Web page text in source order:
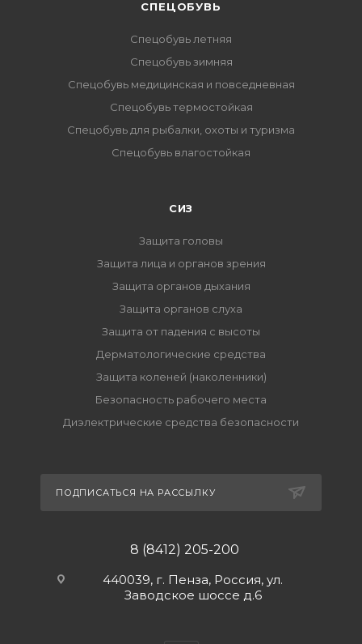
CПЕЦОБУВЬ
Спецобувь летняя
Спецобувь зимняя
Спецобувь медицинская и повседневная
Спецобувь термостойкая
Спецобувь для рыбалки, охоты и туризма
Спецобувь влагостойкая
СИЗ
Защита головы
Защита лица и органов зрения
Защита органов дыхания
Защита органов слуха
Защита от падения с высоты
Дерматологические средства
Защита коленей (наколенники)
Безопасность рабочего места
Диэлектрические средства безопасности
ПОДПИСАТЬСЯ НА РАССЫЛКУ
8 (8412) 205-200
440039, г. Пенза, Россия, ул.
Заводское шоссе д.6